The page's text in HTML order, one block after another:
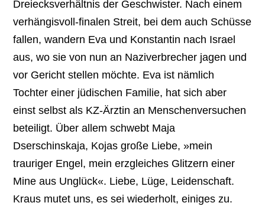
Dreiecksverhältnis der Geschwister. Nach einem
verhängisvoll-finalen Streit, bei dem auch Schüsse
fallen, wandern Eva und Konstantin nach Israel
aus, wo sie von nun an Naziverbrecher jagen und
vor Gericht stellen möchte. Eva ist nämlich
Tochter einer jüdischen Familie, hat sich aber
einst selbst als KZ-Ärztin an Menschenversuchen
beteiligt. Über allem schwebt Maja
Dserschinskaja, Kojas große Liebe, »mein
trauriger Engel, mein erzgleiches Glitzern einer
Mine aus Unglück«. Liebe, Lüge, Leidenschaft.
Kraus mutet uns, es sei wiederholt, einiges zu.